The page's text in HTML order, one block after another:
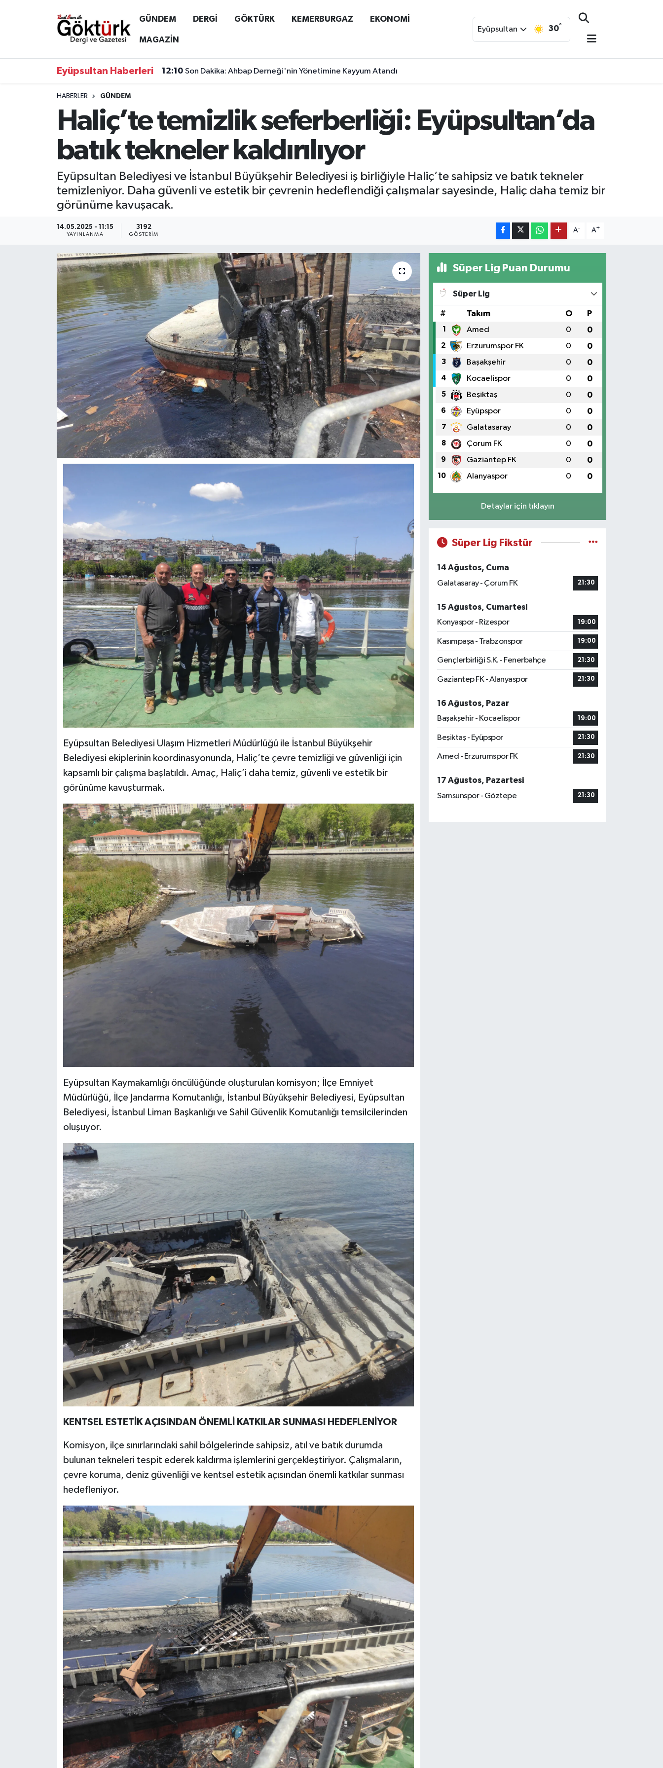
GÜNDEM DERGİ GÖKTÜRK KEMERBURGAZ EKONOMİ
MAGAZİN
Eyüpsultan 30°
Eyüpsultan Haberleri 12:10 Son Dakika: Ahbap Derneği'nin Yönetimine Kayyum Atandı
HABERLER GÜNDEM
Haliç’te temizlik seferberliği: Eyüpsultan’da
batık tekneler kaldırılıyor
Eyüpsultan Belediyesi ve İstanbul Büyükşehir Belediyesi iş birliğiyle Haliç’te sahipsiz ve batık tekneler
temizleniyor. Daha güvenli ve estetik bir çevrenin hedeflendiği çalışmalar sayesinde, Haliç daha temiz bir
görünüme kavuşacak.
14.05.2025 - 11:15
YAYINLANMA
3192
GÖSTERIM
A- A+
Eyüpsultan Belediyesi Ulaşım Hizmetleri Müdürlüğü ile İstanbul Büyükşehir
Belediyesi ekiplerinin koordinasyonunda, Haliç’te çevre temizliği ve güvenliği için
kapsamlı bir çalışma başlatıldı. Amaç, Haliç’i daha temiz, güvenli ve estetik bir
görünüme kavuşturmak.
Eyüpsultan Kaymakamlığı öncülüğünde oluşturulan komisyon; İlçe Emniyet
Müdürlüğü, İlçe Jandarma Komutanlığı, İstanbul Büyükşehir Belediyesi, Eyüpsultan
Belediyesi, İstanbul Liman Başkanlığı ve Sahil Güvenlik Komutanlığı temsilcilerinden
oluşuyor.
KENTSEL ESTETİK AÇISINDAN ÖNEMLİ KATKILAR SUNMASI HEDEFLENİYOR
Komisyon, ilçe sınırlarındaki sahil bölgelerinde sahipsiz, atıl ve batık durumda
bulunan tekneleri tespit ederek kaldırma işlemlerini gerçekleştiriyor. Çalışmaların,
çevre koruma, deniz güvenliği ve kentsel estetik açısından önemli katkılar sunması
hedefleniyor.
Süper Lig Puan Durumu
Süper Lig
# Takım O P
1 Amed 0 0
2 Erzurumspor FK 0 0
3 Başakşehir 0 0
4 Kocaelispor 0 0
5 Beşiktaş 0 0
6 Eyüpspor 0 0
7 Galatasaray 0 0
8 Çorum FK 0 0
9 Gaziantep FK 0 0
10 Alanyaspor 0 0
Detaylar için tıklayın
Süper Lig Fikstür
14 Ağustos, Cuma
Galatasaray - Çorum FK
21:30
15 Ağustos, Cumartesi
Konyaspor - Rizespor
19:00
Kasımpaşa - Trabzonspor 19:00
Gençlerbirliği S.K. - Fenerbahçe 21:30
Gaziantep FK - Alanyaspor 21:30
16 Ağustos, Pazar
Başakşehir - Kocaelispor
19:00
Beşiktaş - Eyüpspor 21:30
Amed - Erzurumspor FK 21:30
17 Ağustos, Pazartesi
Samsunspor - Göztepe
21:30
Anne Çocuk
GÖKTÜRK
GÜNDEM
KEMERBURGAZ
KÜLTÜR - SANAT
ÖZEL HABER
SAĞLIK
TEKNOLOJİ
TİCARET
Eyüpsultan Hava Durumu
Son Dakika Haberleri